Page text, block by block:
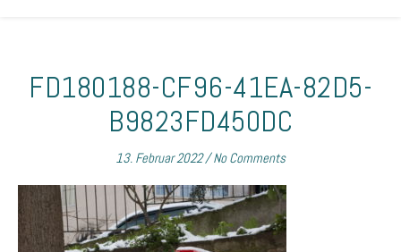
FD180188-CF96-41EA-82D5-
B9823FD450DC
13. Februar 2022/ No Comments